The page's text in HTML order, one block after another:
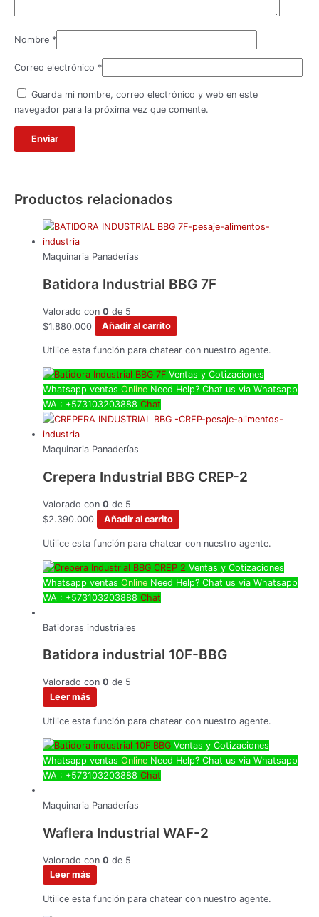
Nombre *
Correo electrónico *
Guarda mi nombre, correo electrónico y web en este
navegador para la próxima vez que comente.
Productos relacionados
Maquinaria Panaderías
Batidora Industrial BBG 7F
Valorado con 0 de 5
$1.880.000 Añadir al carrito
Utilice esta función para chatear con nuestro agente.
Ventas y Cotizaciones
Whatsapp ventas Online Need Help? Chat us via Whatsapp
WA : +573103203888 Chat
Maquinaria Panaderías
Crepera Industrial BBG CREP-2
Valorado con 0 de 5
$2.390.000 Añadir al carrito
Utilice esta función para chatear con nuestro agente.
Ventas y Cotizaciones
Whatsapp ventas Online Need Help? Chat us via Whatsapp
WA : +573103203888 Chat
Batidoras industriales
Batidora industrial 10F-BBG
Valorado con 0 de 5
Leer más
Utilice esta función para chatear con nuestro agente.
Ventas y Cotizaciones
Whatsapp ventas Online Need Help? Chat us via Whatsapp
WA : +573103203888 Chat
Maquinaria Panaderías
Waflera Industrial WAF-2
Valorado con 0 de 5
Leer más
Utilice esta función para chatear con nuestro agente.